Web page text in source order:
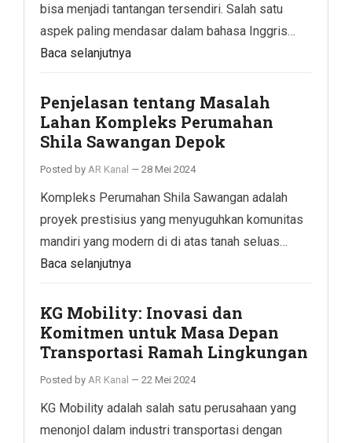
bisa menjadi tantangan tersendiri. Salah satu
aspek paling mendasar dalam bahasa Inggris…
Baca selanjutnya
Penjelasan tentang Masalah
Lahan Kompleks Perumahan
Shila Sawangan Depok
Posted by AR Kanal — 28 Mei 2024
Kompleks Perumahan Shila Sawangan adalah
proyek prestisius yang menyuguhkan komunitas
mandiri yang modern di di atas tanah seluas…
Baca selanjutnya
KG Mobility: Inovasi dan
Komitmen untuk Masa Depan
Transportasi Ramah Lingkungan
Posted by AR Kanal — 22 Mei 2024
KG Mobility adalah salah satu perusahaan yang
menonjol dalam industri transportasi dengan